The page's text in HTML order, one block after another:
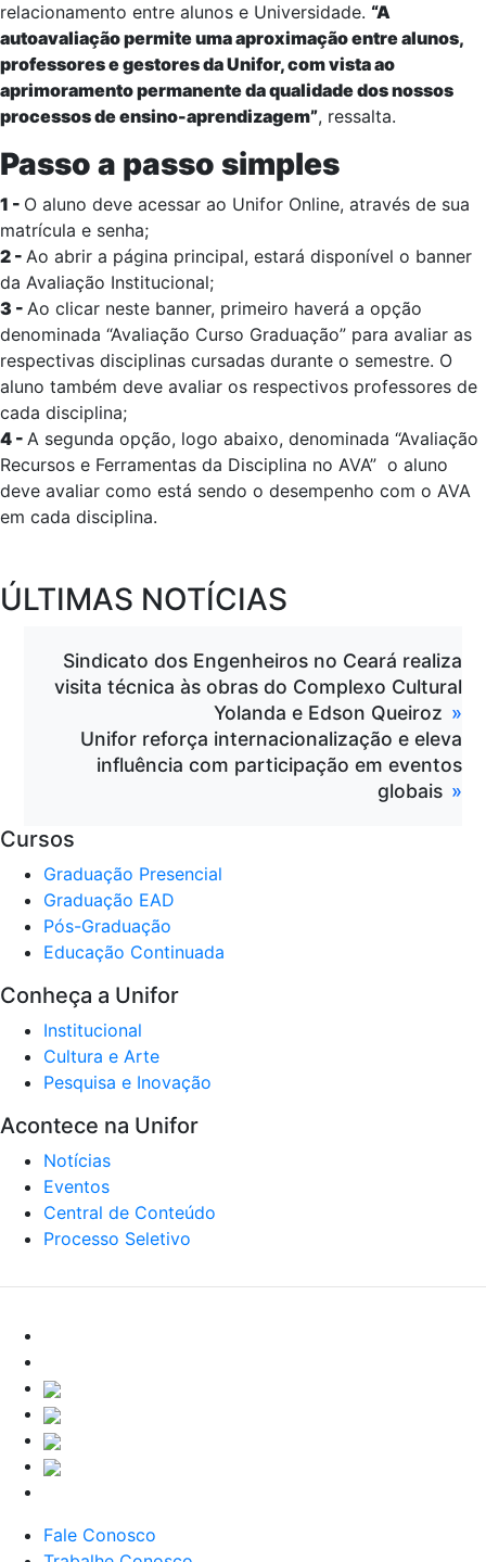
relacionamento entre alunos e Universidade. “A
autoavaliação permite uma aproximação entre alunos,
professores e gestores da Unifor, com vista ao
aprimoramento permanente da qualidade dos nossos
processos de ensino-aprendizagem”, ressalta.
Passo a passo simples
1 - O aluno deve acessar ao Unifor Online, através de sua
matrícula e senha;
2 - Ao abrir a página principal, estará disponível o banner
da Avaliação Institucional;
3 - Ao clicar neste banner, primeiro haverá a opção
denominada “Avaliação Curso Graduação” para avaliar as
respectivas disciplinas cursadas durante o semestre. O
aluno também deve avaliar os respectivos professores de
cada disciplina;
4 - A segunda opção, logo abaixo, denominada “Avaliação
Recursos e Ferramentas da Disciplina no AVA” o aluno
deve avaliar como está sendo o desempenho com o AVA
em cada disciplina.
ÚLTIMAS NOTÍCIAS
Sindicato dos Engenheiros no Ceará realiza
visita técnica às obras do Complexo Cultural
Yolanda e Edson Queiroz
Unifor reforça internacionalização e eleva
influência com participação em eventos
globais
Cursos
Graduação Presencial
Graduação EAD
Pós-Graduação
Educação Continuada
Conheça a Unifor
Institucional
Cultura e Arte
Pesquisa e Inovação
Acontece na Unifor
Notícias
Eventos
Central de Conteúdo
Processo Seletivo
Fale Conosco